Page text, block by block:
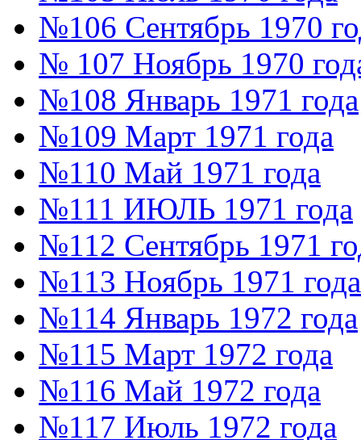
№106 Сентябрь 1970
№ 107 Ноябрь 1970
№108 Январь 1971 года
№109 Март 1971 года
№110 Май 1971 года
№111 ИЮЛЬ 1971 года
№112 Сентябрь 1971
№113 Ноябрь 1971 года
№114 Январь 1972 года
№115 Март 1972 года
№116 Май 1972 года
№117 Июль 1972 года